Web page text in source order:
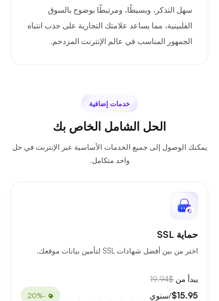
سهل التذكر، وبسيطًا، ومرتبطًا بوضوح بالسوق
الفلبينية، مما يساعد علامتك التجارية على جذب انتباه
الجمهور المناسب في عالم الإنترنت المزدحم.
خدمات إضافية
الحل الشامل الخاص بك
يمكنك الوصول إلى جميع الخدمات الأساسية عبر الإنترنت في حل
واحد متكامل.
حماية SSL
اختر من بين أفضل شهادات SSL لتأمين بيانات موقعك.
يبدأ من $19.94
$15.95/سنوي -20%